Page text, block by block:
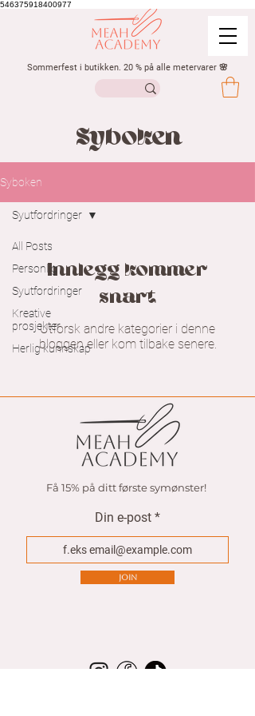
546375918400977
Sommerfest i butikken. 20 % på alle metervarer 🌸
Syboken
Syboken
All Posts
Personlig
Syutfordringer
Kreative
prosjekter
Herlig kunnskap
Syutfordringer
Innlegg kommer
snart
Utforsk andre kategorier i denne
bloggen eller kom tilbake senere.
Få 15% på ditt første symønster!
Din e-post
Join